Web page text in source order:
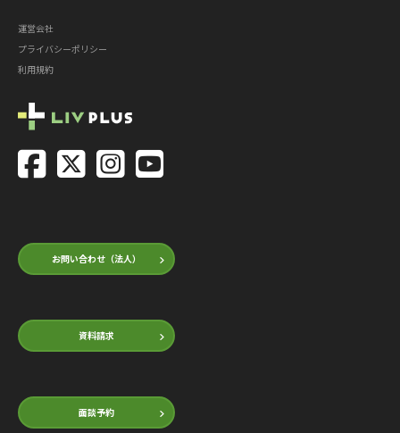
お問い合わせ（法人）
資料請求
面談予約
運営会社
プライバシーポリシー
利用規約